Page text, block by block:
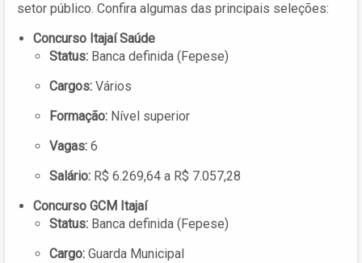
setor público. Confira algumas das principais seleções:
Concurso Itajaí Saúde
Status: Banca definida (Fepese)
Cargos: Vários
Formação: Nível superior
Vagas: 6
Salário: R$ 6.269,64 a R$ 7.057,28
Concurso GCM Itajaí
Status: Banca definida (Fepese)
Cargo: Guarda Municipal